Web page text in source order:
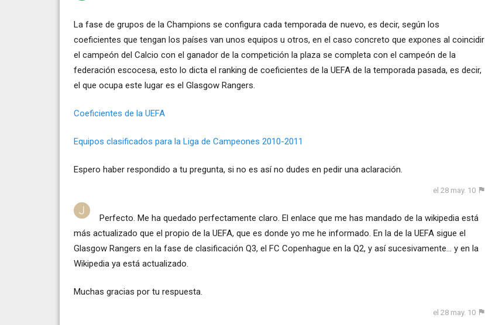
La fase de grupos de la Champions se configura cada temporada de nuevo, es decir, según los
coeficientes que tengan los países van unos equipos u otros, en el caso concreto que expones al coincidir
el campeón del Calcio con el ganador de la competición la plaza se completa con el campeón de la
federación escocesa, esto lo dicta el ranking de coeficientes de la UEFA de la temporada pasada, es decir,
el que ocupa este lugar es el Glasgow Rangers.
Coeficientes de la UEFA
Equipos clasificados para la Liga de Campeones 2010-2011
Espero haber respondido a tu pregunta, si no es así no dudes en pedir una aclaración.
el 28 may. 10
Perfecto. Me ha quedado perfectamente claro. El enlace que me has mandado de la wikipedia está
más actualizado que el propio de la UEFA, que es donde yo me he informado. En la de la UEFA sigue el
Glasgow Rangers en la fase de clasificación Q3, el FC Copenhague en la Q2, y así sucesivamente... y en la
Wikipedia ya está actualizado.
Muchas gracias por tu respuesta.
el 28 may. 10